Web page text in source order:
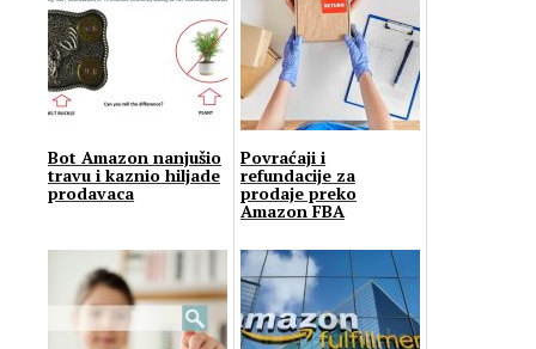
Bot Amazon nanjušio
travu i kaznio hiljade
prodavaca
Povraćaji i
refundacije za
prodaje preko
Amazon FBA